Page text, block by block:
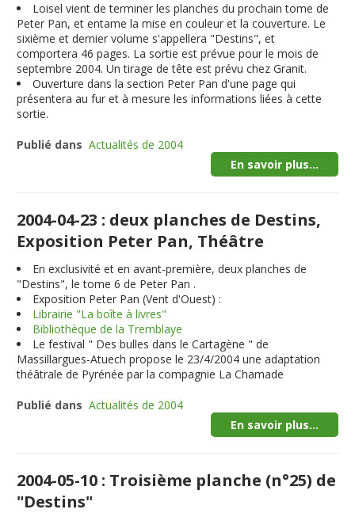
Loisel vient de terminer les planches du prochain tome de
Peter Pan, et entame la mise en couleur et la couverture. Le
sixième et dernier volume s'appellera "Destins", et
comportera 46 pages. La sortie est prévue pour le mois de
septembre 2004. Un tirage de tête est prévu chez Granit.
Ouverture dans la section Peter Pan d'une page qui
présentera au fur et à mesure les informations liées à cette
sortie.
Publié dans Actualités de 2004
En savoir plus...
2004-04-23 : deux planches de Destins,
Exposition Peter Pan, Théâtre
En exclusivité et en avant-première,deux planches de
"Destins", le tome 6 de Peter Pan .
Exposition Peter Pan (Vent d'Ouest) :
Librairie "La boîte à livres"
Bibliothèque de la Tremblaye
Le festival " Des bulles dans le Cartagène " de
Massillargues-Atuech propose le 23/4/2004 une adaptation
théâtrale de Pyrénée par la compagnie La Chamade
Publié dans Actualités de 2004
En savoir plus...
2004-05-10 : Troisième planche (n°25) de
"Destins"